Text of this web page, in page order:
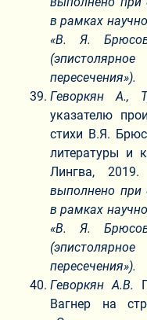
в рамках
«В. Я.
пересечения»).
Геворкян А.,
указателю
стихи В.Я.
литературы и
Лингва,
выполнено
в рамках
«В. Я.
пересечения»).
Геворкян А.В.
Вагнер на